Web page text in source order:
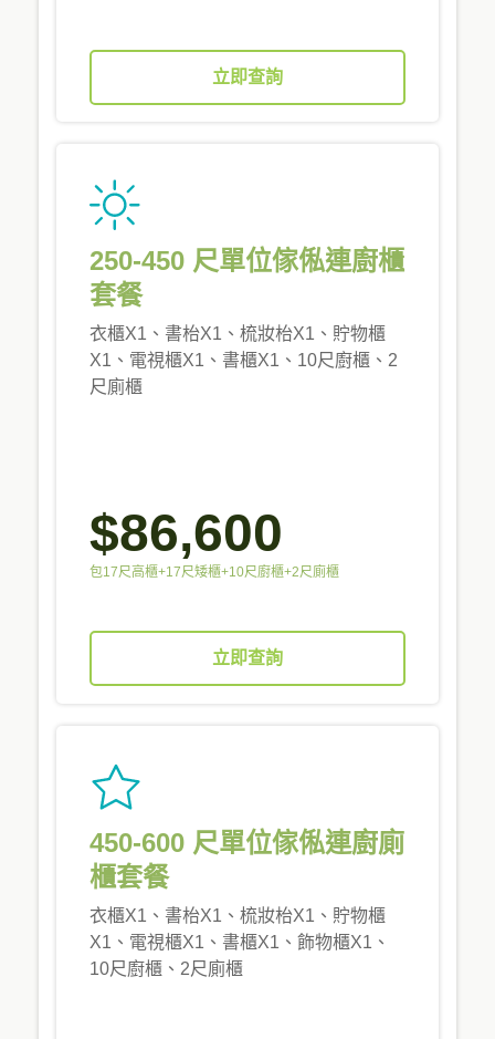
立即查詢
250-450 尺單位傢俬連廚櫃
套餐
衣櫃X1、書枱X1、梳妝枱X1、貯物櫃
X1、電視櫃X1、書櫃X1、10尺廚櫃、2
尺廁櫃
$86,600
包17尺高櫃+17尺矮櫃+10尺廚櫃+2尺廁櫃
立即查詢
450-600 尺單位傢俬連廚廁
櫃套餐
衣櫃X1、書枱X1、梳妝枱X1、貯物櫃
X1、電視櫃X1、書櫃X1、飾物櫃X1、
10尺廚櫃、2尺廁櫃